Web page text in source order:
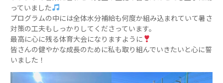
っていました
プログラムの中には全体水分補給も何度か組み込まれていて暑さ
対策の工夫もしっかりしてくださっています。
最高に心に残る体育大会になりますように
皆さんの健やかな成長のために私も取り組んでいきたいと心に誓
いました！